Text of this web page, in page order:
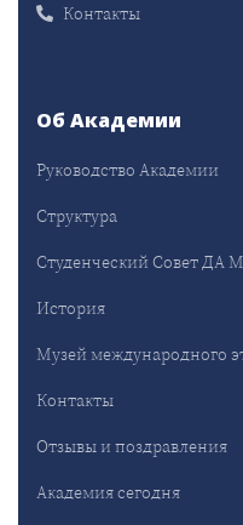
Контакты
Об Академии
Руководство Академии
Структура
Студенческий Совет
История
Музей международного
Контакты
Отзывы и поздравления
Академия сегодня